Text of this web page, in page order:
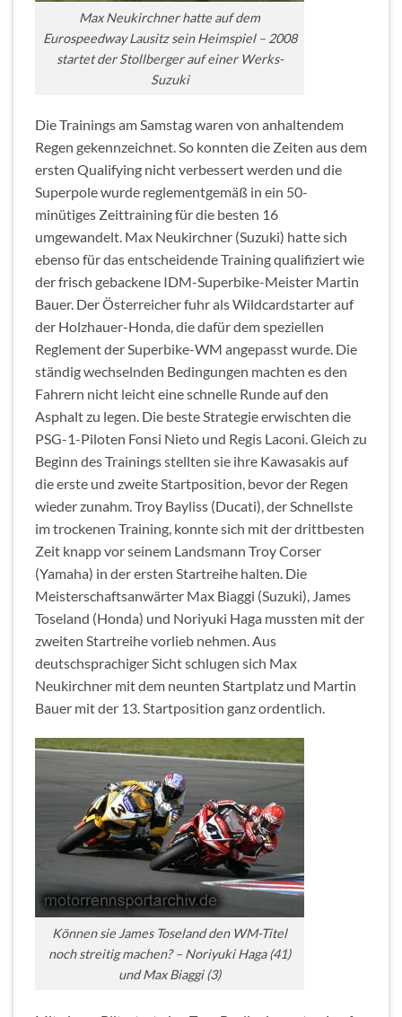
Max Neukirchner hatte auf dem
Eurospeedway Lausitz sein Heimspiel – 2008
startet der Stollberger auf einer Werks-
Suzuki
Die Trainings am Samstag waren von anhaltendem
Regen gekennzeichnet. So konnten die Zeiten aus dem
ersten Qualifying nicht verbessert werden und die
Superpole wurde reglementgemäß in ein 50-
minütiges Zeittraining für die besten 16
umgewandelt. Max Neukirchner (Suzuki) hatte sich
ebenso für das entscheidende Training qualifiziert wie
der frisch gebackene IDM-Superbike-Meister Martin
Bauer. Der Österreicher fuhr als Wildcardstarter auf
der Holzhauer-Honda, die dafür dem speziellen
Reglement der Superbike-WM angepasst wurde. Die
ständig wechselnden Bedingungen machten es den
Fahrern nicht leicht eine schnelle Runde auf den
Asphalt zu legen. Die beste Strategie erwischten die
PSG-1-Piloten Fonsi Nieto und Regis Laconi. Gleich zu
Beginn des Trainings stellten sie ihre Kawasakis auf
die erste und zweite Startposition, bevor der Regen
wieder zunahm. Troy Bayliss (Ducati), der Schnellste
im trockenen Training, konnte sich mit der drittbesten
Zeit knapp vor seinem Landsmann Troy Corser
(Yamaha) in der ersten Startreihe halten. Die
Meisterschaftsanwärter Max Biaggi (Suzuki), James
Toseland (Honda) und Noriyuki Haga mussten mit der
zweiten Startreihe vorlieb nehmen. Aus
deutschsprachiger Sicht schlugen sich Max
Neukirchner mit dem neunten Startplatz und Martin
Bauer mit der 13. Startposition ganz ordentlich.
Können sie James Toseland den WM-Titel
noch streitig machen? – Noriyuki Haga (41)
und Max Biaggi (3)